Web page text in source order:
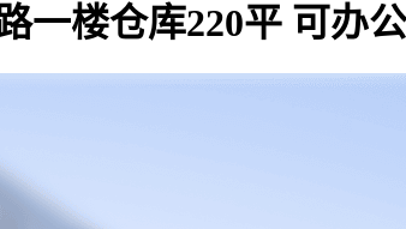
一楼仓库220平 可办公